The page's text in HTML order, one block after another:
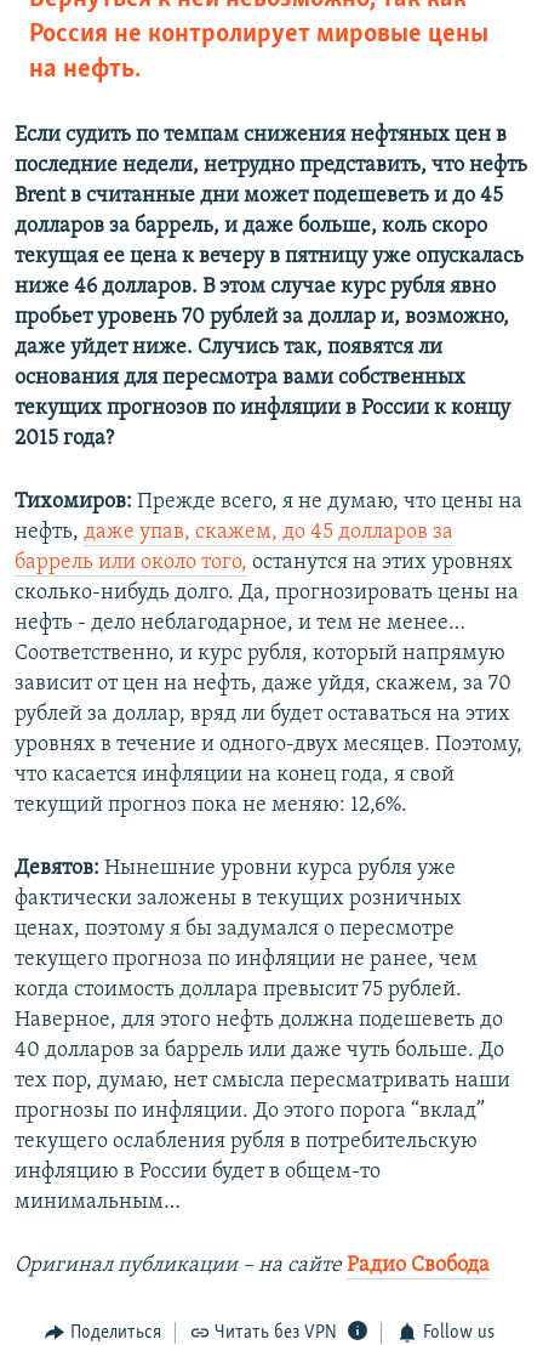
Россия не контролирует мировые цены
на нефть.
Если судить по темпам снижения нефтяных цен в
последние недели, нетрудно представить, что нефть
Brent в считанные дни может подешеветь и до 45
долларов за баррель, и даже больше, коль скоро
текущая ее цена к вечеру в пятницу уже опускалась
ниже 46 долларов. В этом случае курс рубля явно
пробьет уровень 70 рублей за доллар и, возможно,
даже уйдет ниже. Случись так, появятся ли
основания для пересмотра вами собственных
текущих прогнозов по инфляции в России к концу
2015 года?
Тихомиров: Прежде всего, я не думаю, что цены на
нефть, даже упав, скажем, до 45 долларов за
баррель или около того, останутся на этих уровнях
сколько-нибудь долго. Да, прогнозировать цены на
нефть - дело неблагодарное, и тем не менее…
Соответственно, и курс рубля, который напрямую
зависит от цен на нефть, даже уйдя, скажем, за 70
рублей за доллар, вряд ли будет оставаться на этих
уровнях в течение и одного-двух месяцев. Поэтому,
что касается инфляции на конец года, я свой
текущий прогноз пока не меняю: 12,6%.
Девятов: Нынешние уровни курса рубля уже
фактически заложены в текущих розничных
ценах, поэтому я бы задумался о пересмотре
текущего прогноза по инфляции не ранее, чем
когда стоимость доллара превысит 75 рублей.
Наверное, для этого нефть должна подешеветь до
40 долларов за баррель или даже чуть больше. До
тех пор, думаю, нет смысла пересматривать наши
прогнозы по инфляции. До этого порога “вклад”
текущего ослабления рубля в потребительскую
инфляцию в России будет в общем-то
минимальным…
Оригинал публикации – на сайте Радио Свобода
Поделиться Читать без VPN Follow us